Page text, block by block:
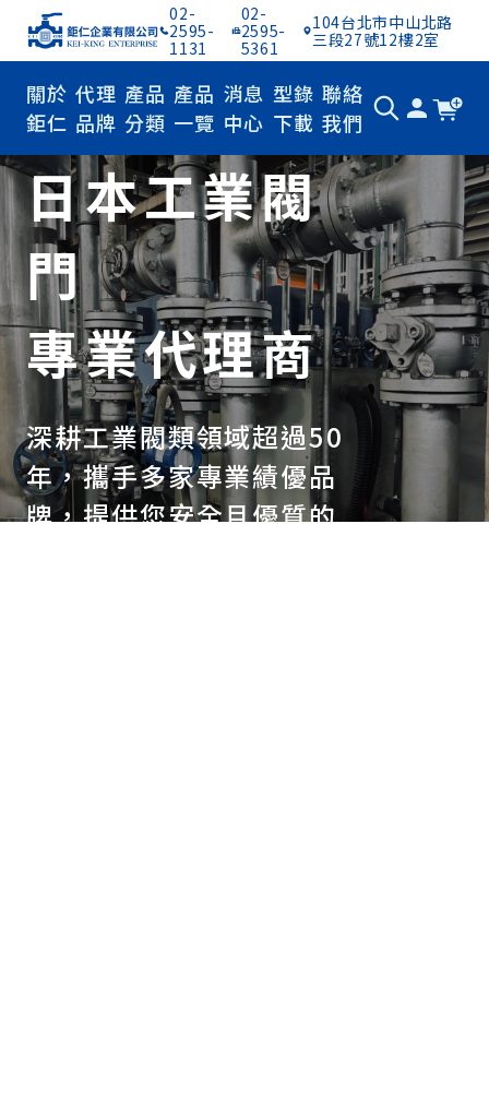
02-
2595-
1131
02-
2595-
5361
104台北市中山北路
三段27號12樓2室
關於
鉅仁
代理
品牌
產品
分類
產品
一覽
消息
中心
型錄
下載
聯絡
我們
日本工業閥
門
專業代理商
深耕工業閥類領域超過50
年，攜手多家專業績優品
牌，提供您安全且優質的